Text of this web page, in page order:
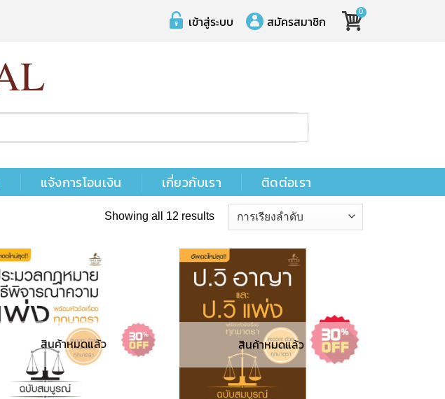
เข้าสู่ระบบ สมัครสมาชิก
0
แจ้งการโอนเงิน เกี่ยวกับเรา ติดต่อเรา
Showing all 12 results
สินค้าหมดแล้ว สินค้าหมดแล้ว